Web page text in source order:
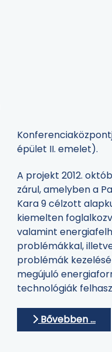
épület II. emelet).
A projekt 2012.
zárul, amelyben a
Kara 9 célzott
kiemelten
valamint
problémákkal,
problémák
megújuló
technológiák
Bővebben …